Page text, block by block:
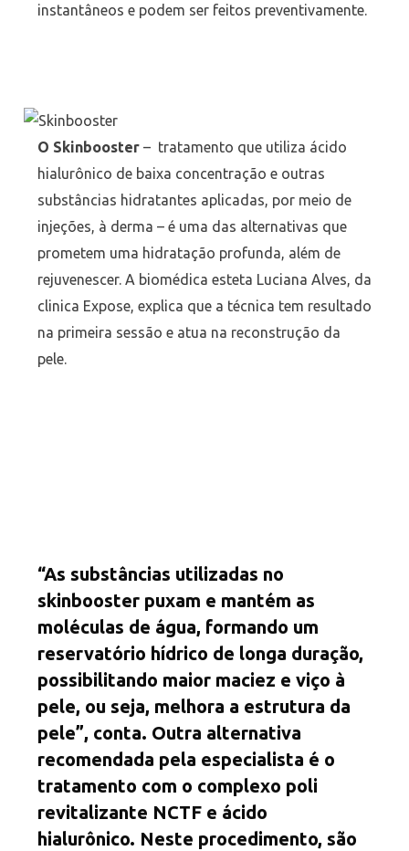
instantâneos e podem ser feitos preventivamente.
O Skinbooster– tratamento que utiliza ácido
hialurônico de baixa concentração e outras
substâncias hidratantes aplicadas, por meio de
injeções, à derma – é uma das alternativas que
prometem uma hidratação profunda, além de
rejuvenescer. A biomédica esteta Luciana Alves, da
clinica Expose, explica que a técnica tem resultado
na primeira sessão e atua na reconstrução da
pele.
“As substâncias utilizadas no
skinbooster puxam e mantém as
moléculas de água, formando um
reservatório hídrico de longa duração,
possibilitando maior maciez e viço à
pele, ou seja, melhora a estrutura da
pele”, conta. Outra alternativa
recomendada pela especialista é o
tratamento com o complexo poli
revitalizante NCTF e ácido
hialurônico. Neste procedimento, são